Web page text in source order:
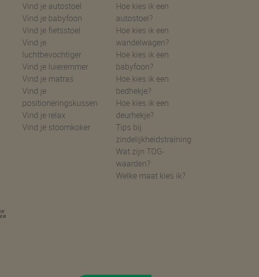
Vind je autostoel
Vind je babyfoon
Vind je fietsstoel
Vind je
luchtbevochtiger
Vind je luieremmer
Vind je matras
Vind je
positioneringskussen
Vind je relax
Vind je stoomkoker
Hoe kies ik een
autostoel?
Hoe kies ik een
wandelwagen?
Hoe kies ik een
babyfoon?
Hoe kies ik een
bedhekje?
Hoe kies ik een
deurhekje?
Tips bij
zindelijkheidstraining
Wat zijn TOG-
waarden?
Welke maat kies ik?